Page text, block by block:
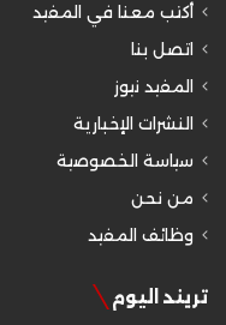
أكتب معنا في المفيد
اتصل بنا
المفيد نيوز
النشرات الإخبارية
سياسة الخصوصية
من نحن
وظائف المفيد
تريند اليوم